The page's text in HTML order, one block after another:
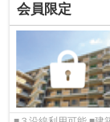
会員限定